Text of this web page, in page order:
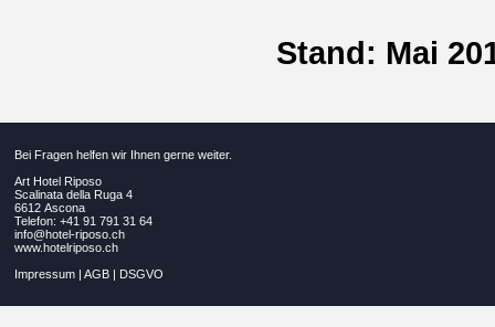
Stand: Mai
Bei Fragen helfen wir Ihnen gerne weiter.
Art Hotel Riposo
Scalinata della Ruga 4
6612 Ascona
Telefon: +41 91 791 31 64
info@hotel-riposo.ch
www.hotelriposo.ch
Impressum
AGB DSGVO